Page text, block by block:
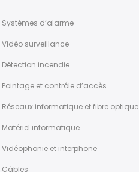
Systèmes d’alarme
Vidéo surveillance
Détection incendie
Pointage et contrôle d’accès
Réseaux informatique et fibre optique
Matériel informatique
Vidéophonie et interphone
Câbles